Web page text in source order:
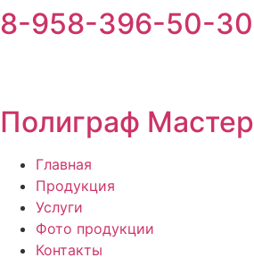
Перейти
к
8-958-396-50-30
Полиграф Мастер
Главная
Продукция
Услуги
Фото продукции
Контакты